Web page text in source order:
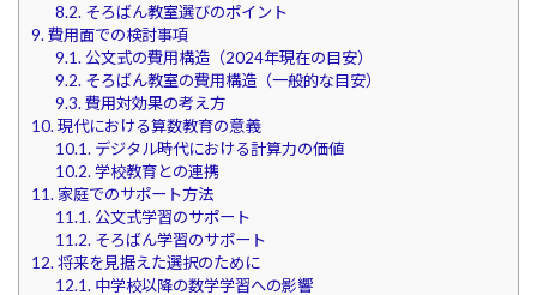
8.2. そろばん教室選びのポイント
9. 費用面での検討事項
9.1. 公文式の費用構造（2024年現在の目安）
9.2. そろばん教室の費用構造（一般的な目安）
9.3. 費用対効果の考え方
10. 現代における算数教育の意義
10.1. デジタル時代における計算力の価値
10.2. 学校教育との連携
11. 家庭でのサポート方法
11.1. 公文式学習のサポート
11.2. そろばん学習のサポート
12. 将来を見据えた選択のために
12.1. 中学校以降の数学学習への影響